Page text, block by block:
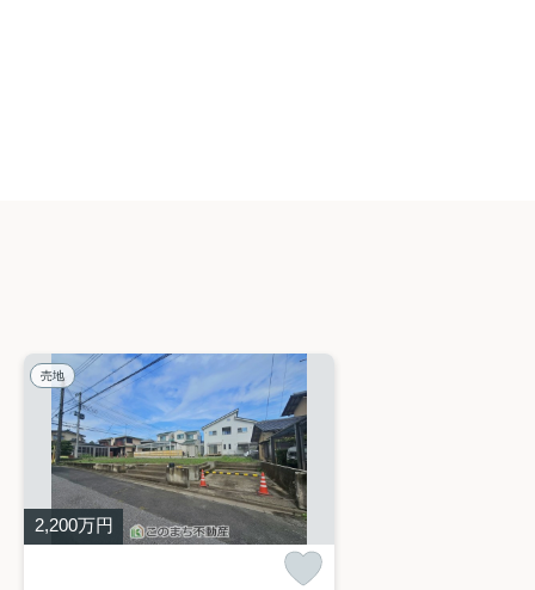
売地
2,200万円